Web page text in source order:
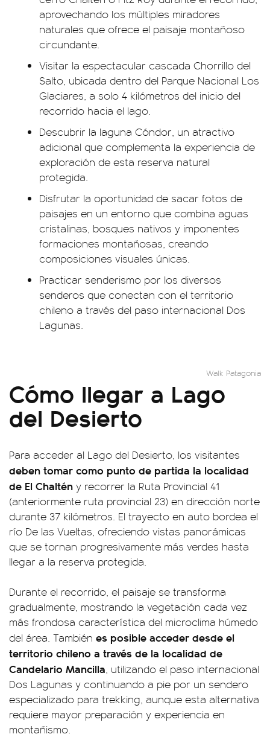
aprovechando los múltiples miradores
naturales que ofrece el paisaje montañoso
circundante.
Visitar la espectacular cascada Chorrillo del
Salto, ubicada dentro del Parque Nacional Los
Glaciares, a solo 4 kilómetros del inicio del
recorrido hacia el lago.
Descubrir la laguna Cóndor, un atractivo
adicional que complementa la experiencia de
exploración de esta reserva natural
protegida.
Disfrutar la oportunidad de sacar fotos de
paisajes en un entorno que combina aguas
cristalinas, bosques nativos y imponentes
formaciones montañosas, creando
composiciones visuales únicas.
Practicar senderismo por los diversos
senderos que conectan con el territorio
chileno a través del paso internacional Dos
Lagunas.
Walk Patagonia
Cómo llegar a Lago
del Desierto
Para acceder al Lago del Desierto, los visitantes
deben tomar como punto de partida la localidad
de El Chaltén y recorrer la Ruta Provincial 41
(anteriormente ruta provincial 23) en dirección norte
durante 37 kilómetros. El trayecto en auto bordea el
río De las Vueltas, ofreciendo vistas panorámicas
que se tornan progresivamente más verdes hasta
llegar a la reserva protegida.
Durante el recorrido, el paisaje se transforma
gradualmente, mostrando la vegetación cada vez
más frondosa característica del microclima húmedo
del área. También es posible acceder desde el
territorio chileno a través de la localidad de
Candelario Mancilla, utilizando el paso internacional
Dos Lagunas y continuando a pie por un sendero
especializado para trekking, aunque esta alternativa
requiere mayor preparación y experiencia en
montañismo.